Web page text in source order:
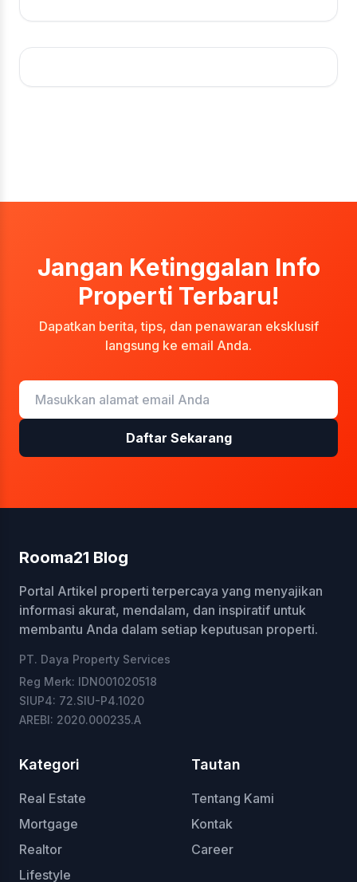
Jangan Ketinggalan Info
Properti Terbaru!
Dapatkan berita, tips, dan penawaran eksklusif
langsung ke email Anda.
Daftar Sekarang
Rooma21 Blog
Portal Artikel properti terpercaya yang menyajikan
informasi akurat, mendalam, dan inspiratif untuk
membantu Anda dalam setiap keputusan properti.
PT. Daya Property Services
Reg Merk: IDN001020518
SIUP4: 72.SIU-P4.1020
AREBI: 2020.000235.A
Kategori
Real Estate
Mortgage
Realtor
Lifestyle
Tautan
Tentang Kami
Kontak
Career